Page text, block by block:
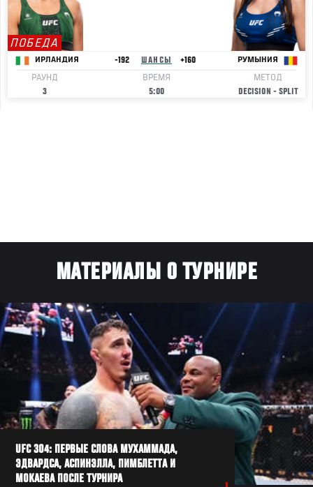
ПОБЕДА
ИРЛАНДИЯ -192 ШАНСЫ +160 РУМЫНИЯ
РАУНД
3
ВРЕМЯ
5:00
МЕТОД
DECISION - SPLIT
МАТЕРИАЛЫ О ТУРНИРЕ
UFC 304: ПЕРВЫЕ СЛОВА МУХАММАДА,
ЭДВАРДСА, АСПИНЭЛЛА, ПИМБЛЕТТА И
МОКАЕВА ПОСЛЕ ТУРНИРА